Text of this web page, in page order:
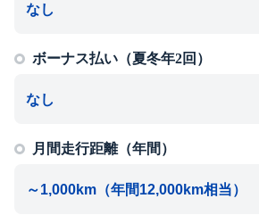
ボーナス払い（夏冬年2回）
月間走行距離（年間）